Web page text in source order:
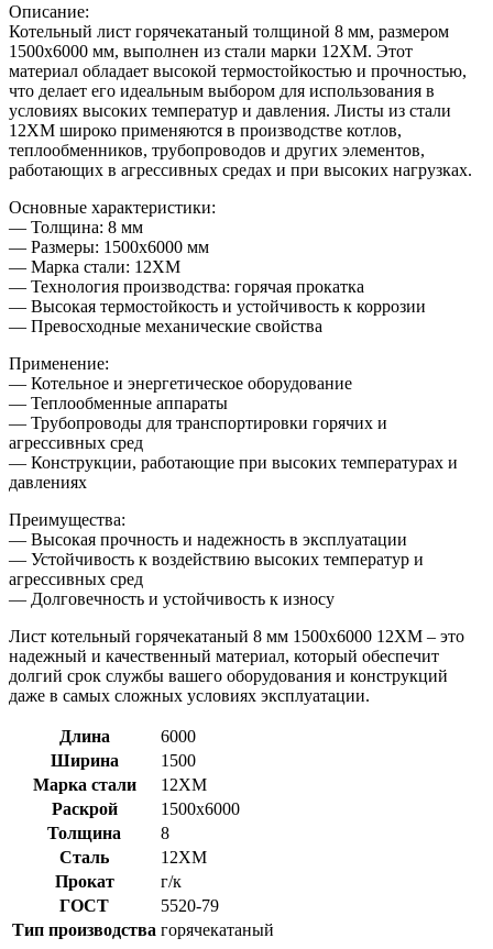
Описание:
Котельный лист горячекатаный толщиной 8 мм, размером
1500х6000 мм, выполнен из стали марки 12ХМ. Этот
материал обладает высокой термостойкостью и прочностью,
что делает его идеальным выбором для использования в
условиях высоких температур и давления. Листы из стали
12ХМ широко применяются в производстве котлов,
теплообменников, трубопроводов и других элементов,
работающих в агрессивных средах и при высоких нагрузках.
Основные характеристики:
— Толщина: 8 мм
— Размеры: 1500х6000 мм
— Марка стали: 12ХМ
— Технология производства: горячая прокатка
— Высокая термостойкость и устойчивость к коррозии
— Превосходные механические свойства
Применение:
— Котельное и энергетическое оборудование
— Теплообменные аппараты
— Трубопроводы для транспортировки горячих и
агрессивных сред
— Конструкции, работающие при высоких температурах и
давлениях
Преимущества:
— Высокая прочность и надежность в эксплуатации
— Устойчивость к воздействию высоких температур и
агрессивных сред
— Долговечность и устойчивость к износу
Лист котельный горячекатаный 8 мм 1500х6000 12ХМ – это
надежный и качественный материал, который обеспечит
долгий срок службы вашего оборудования и конструкций
даже в самых сложных условиях эксплуатации.
Длина
6000
Ширина
1500
Марка стали
12ХМ
Раскрой
1500х6000
Толщина
8
Сталь
12ХМ
Прокат
г/к
ГОСТ
5520-79
Тип производства горячекатаный